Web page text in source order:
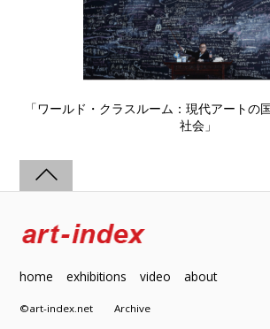
「ワールド・クラスルーム：現代アートの
社会」
home exhibitions video about
©art-index.netArchive